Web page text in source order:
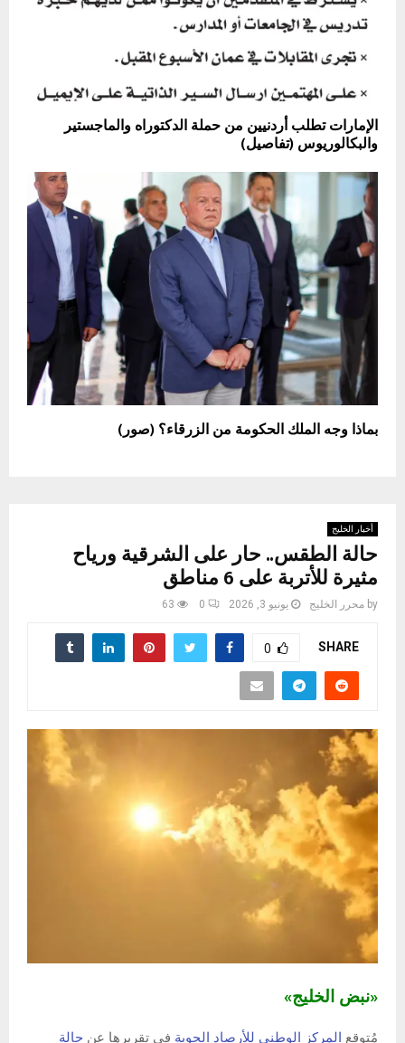
الإمارات تطلب أردنيين من حملة الدكتوراه والماجستير
والبكالوريوس (تفاصيل)
بماذا وجه الملك الحكومة من الزرقاء؟ (صور)
أخبار الخليج
حالة الطقس.. حار على الشرقية ورياح
مثيرة للأتربة على 6 مناطق
by محرر الخليج يونيو 3, 2026 0
63
SHARE
0
«نبض الخليج»
مُتوقع المركز الوطني للأرصاد الجوية في تقريرها عن حالة